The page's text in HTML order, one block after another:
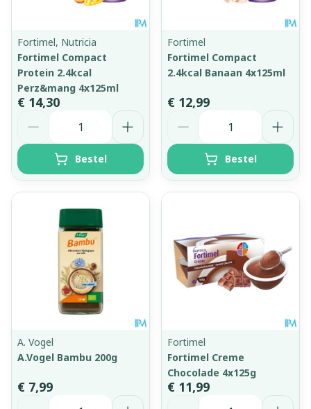
Fortimel, Nutricia
Fortimel Compact
Protein 2.4kcal
Perz&mang 4x125ml
€ 14,30
Bestel
Fortimel
Fortimel Compact
2.4kcal Banaan 4x125ml
€ 12,99
Bestel
A. Vogel
A.Vogel Bambu 200g
€ 7,99
Fortimel
Fortimel Creme
Chocolade 4x125g
€ 11,99